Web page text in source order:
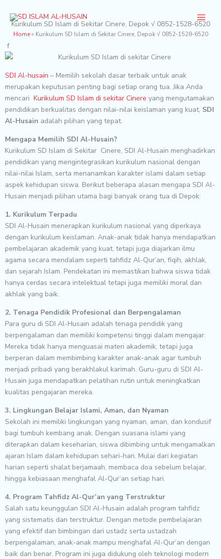
contentKurikulum SD Islam di Sekitar Cinere, Depok √ 0852-1528-6520
Home» Kurikulum SD Islam di Sekitar Cinere, Depok √ 0852-1528-6520
f
SDI Al-husain – Memilih sekolah dasar terbaik untuk anak
merupakan keputusan penting bagi setiap orang tua. Jika Anda
mencari Kurikulum SD Islam di sekitar Cinere yang mengutamakan
pendidikan berkualitas dengan nilai-nilai keislaman yang kuat, SDI
Al-Husain adalah pilihan yang tepat.
Mengapa Memilih SDI Al-Husain?
Kurikulum SD Islam di Sekitar Cinere, SDI Al-Husain menghadirkan
pendidikan yang mengintegrasikan kurikulum nasional dengan
nilai-nilai Islam, serta menanamkan karakter islami dalam setiap
aspek kehidupan siswa. Berikut beberapa alasan mengapa SDI Al-
Husain menjadi pilihan utama bagi banyak orang tua di Depok:
1. Kurikulum Terpadu
SDI Al-Husain menerapkan kurikulum nasional yang diperkaya
dengan kurikulum keislaman. Anak-anak tidak hanya mendapatkan
pembelajaran akademik yang kuat, tetapi juga diajarkan ilmu
agama secara mendalam seperti tahfidz Al-Qur’an, fiqih, akhlak,
dan sejarah Islam. Pendekatan ini memastikan bahwa siswa tidak
hanya cerdas secara intelektual tetapi juga memiliki moral dan
akhlak yang baik.
2. Tenaga Pendidik Profesional dan Berpengalaman
Para guru di SDI Al-Husain adalah tenaga pendidik yang
berpengalaman dan memiliki kompetensi tinggi dalam mengajar.
Mereka tidak hanya menguasai materi akademik, tetapi juga
berperan dalam membimbing karakter anak-anak agar tumbuh
menjadi pribadi yang berakhlakul karimah. Guru-guru di SDI Al-
Husain juga mendapatkan pelatihan rutin untuk meningkatkan
kualitas pengajaran mereka.
3. Lingkungan Belajar Islami, Aman, dan Nyaman
Sekolah ini memiliki lingkungan yang nyaman, aman, dan kondusif
bagi tumbuh kembang anak. Dengan suasana islami yang
diterapkan dalam keseharian, siswa dibimbing untuk mengamalkan
ajaran Islam dalam kehidupan sehari-hari. Mulai dari kegiatan
harian seperti shalat berjamaah, membaca doa sebelum belajar,
hingga kebiasaan menghafal Al-Qur’an setiap hari.
4. Program Tahfidz Al-Qur’an yang Terstruktur
Salah satu keunggulan SDI Al-Husain adalah program tahfidz
yang sistematis dan terstruktur. Dengan metode pembelajaran
yang efektif dan bimbingan dari ustadz serta ustadzah
berpengalaman, anak-anak mampu menghafal Al-Qur’an dengan
baik dan benar. Program ini juga didukung oleh teknologi modern